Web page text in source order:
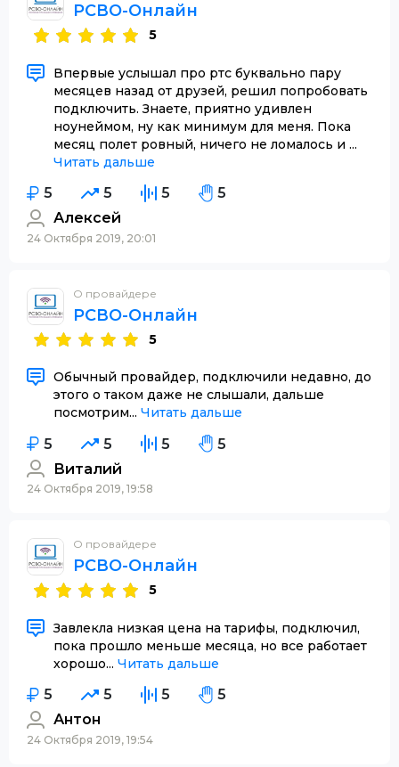
РСВО-Онлайн
5
Впервые услышал про ртс буквально пару
месяцев назад от друзей, решил попробовать
подключить. Знаете, приятно удивлен
ноунеймом, ну как минимум для меня. Пока
месяц полет ровный, ничего не ломалось и ...
Читать дальше
5 5 5
5
Алексей
24 Октября 2019, 20:01
О провайдере
РСВО-Онлайн
5
Обычный провайдер, подключили недавно, до
этого о таком даже не слышали, дальше
посмотрим... Читать дальше
5 5 5
5
Виталий
24 Октября 2019, 19:58
О провайдере
РСВО-Онлайн
5
Завлекла низкая цена на тарифы, подключил,
пока прошло меньше месяца, но все работает
хорошо... Читать дальше
5 5 5
5
Антон
24 Октября 2019, 19:54